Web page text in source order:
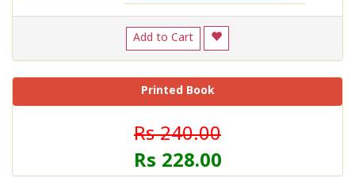
Add to Cart
Printed Book
Rs 240.00
Rs 228.00